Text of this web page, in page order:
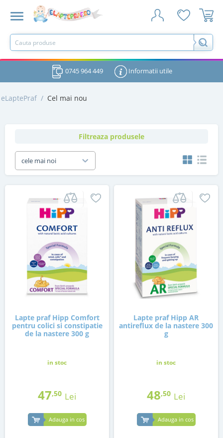
0745 964 449 Informatii utile
eLaptePraf / Cel mai nou
Filtreaza produsele
cele mai noi
Lapte praf Hipp Comfort
pentru colici si constipatie
de la nastere 300 g
in stoc
47,50 Lei
Adauga in cos
Lapte praf Hipp AR
antireflux de la nastere 300
g
in stoc
48,50 Lei
Adauga in cos